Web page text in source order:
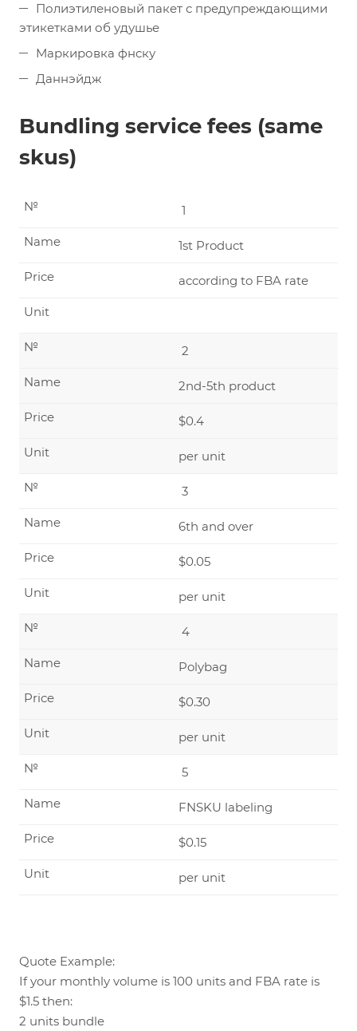
Полиэтиленовый пакет с предупреждающими
этикетками об удушье
Маркировка фнску
Даннэйдж
Bundling service fees (same
skus)
1
№
1st Product
Name
according to FBA rate
Price
Unit
2
№
2nd-5th product
Name
$0.4
Price
per unit
Unit
3
№
6th and over
Name
$0.05
Price
per unit
Unit
4
№
Polybag
Name
$0.30
Price
per unit
Unit
5
№
FNSKU labeling
Name
$0.15
Price
per unit
Unit
Quote Example:
If your monthly volume is 100 units and FBA rate is
$1.5 then:
2 units bundle